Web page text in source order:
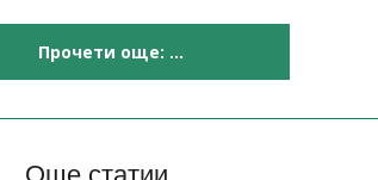
Прочети още: ...